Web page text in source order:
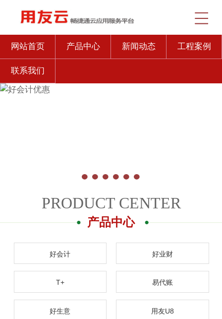
网站首页 产品中心 新闻动态 工程案例
联系我们
PRODUCT CENTER
产品中心
好会计 好业财
T+ 易代账
好生意 用友U8